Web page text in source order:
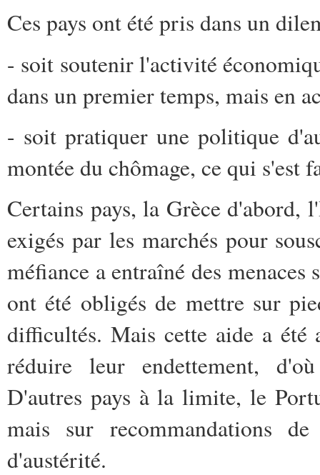
Ces pays ont été pris dans un
- soit soutenir l'activité
dans un premier temps, mais en
- soit pratiquer une politique
montée du chômage, ce qui s'est
Certains pays, la Grèce d'abord,
exigés par les marchés pour
méfiance a entraîné des
ont été obligés de mettre sur
difficultés. Mais cette aide a été
réduire leur endettement,
D'autres pays à la limite, le
mais sur recommandations
d'austérité.